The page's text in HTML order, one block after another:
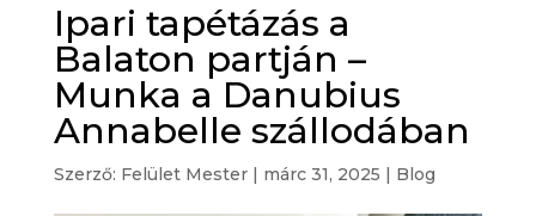
Ipari tapétázás a
Balaton partján –
Munka a Danubius
Annabelle szállodában
Szerző: Felület Mester| márc 31, 2025 | Blog